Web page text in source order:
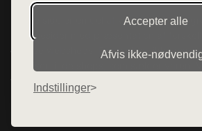
Accepter alle
Afvis
Indstillinger
Denne side er en del af want.dk, der
hjemmesider med præsentation af
diverse webshops. Der sælges ikke varer
varerne på lager.